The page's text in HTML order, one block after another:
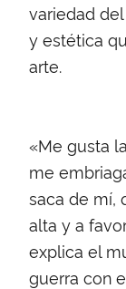
variedad
y estética
arte.
«Me gusta
me
saca de mí,
alta y a
explica el
guerra con